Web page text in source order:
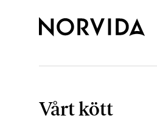
Vårt kött